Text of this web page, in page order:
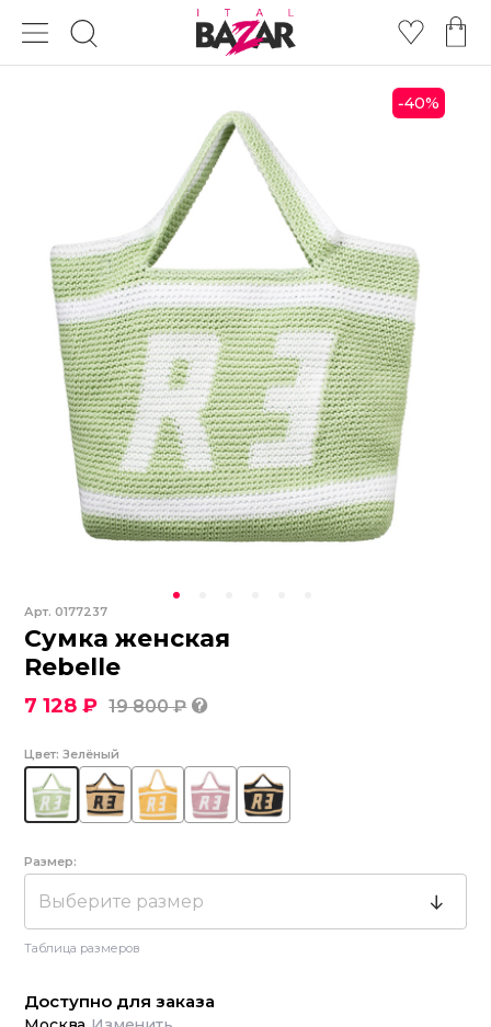
-40%
Арт.0177237
Сумка женская
Rebelle
7 128 ₽ 19 800 ₽
Цвет: Зелёный
Размер:
Выберите размер
Таблица размеров
Доступно для заказа